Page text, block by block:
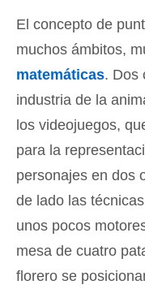
El concepto de
muchos ámbitos,
matemáticas. Dos
industria de la
los videojuegos,
para la
personajes en dos
de lado las
unos pocos
mesa de cuatro
florero se